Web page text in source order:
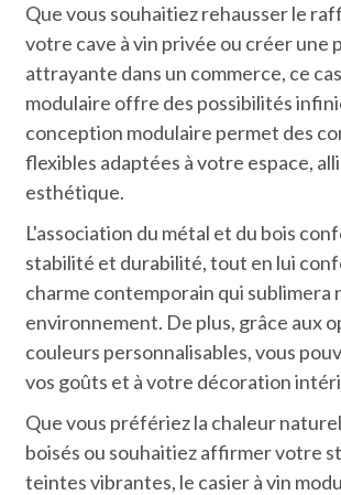
Que vous souhaitiez rehausser le
votre cave à vin privée ou créer une
attrayante dans un commerce, ce
modulaire offre des possibilités
conception modulaire permet des
flexibles adaptées à votre espace,
esthétique.
L'association du métal et du bois
stabilité et durabilité, tout en lui
charme contemporain qui sublimera
environnement. De plus, grâce aux
couleurs personnalisables, vous
vos goûts et à votre décoration
Que vous préfériez la chaleur
boisés ou souhaitiez affirmer votre
teintes vibrantes, le casier à vin